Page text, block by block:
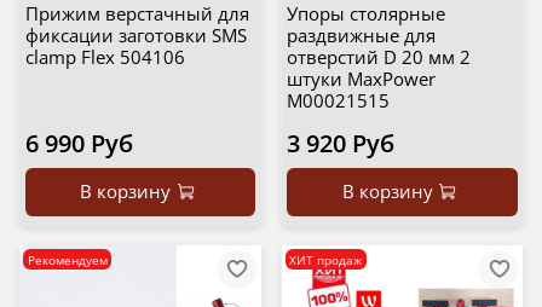
Прижим верстачный для
фиксации заготовки SMS
clamp Flex 504106
6 990 Руб
В корзину
Упоры столярные
раздвижные для
отверстий D 20 мм 2
штуки MaxPower
М00021515
3 920 Руб
В корзину
Рекомендуем ХИТ продаж